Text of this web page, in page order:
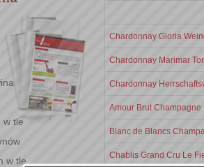
w tle
w tle
Chardonnay Gloria
Chardonnay Marimar
Chardonnay
Amour Brut Champagne
Blanc de Blancs
Chablis Grand Cru Le